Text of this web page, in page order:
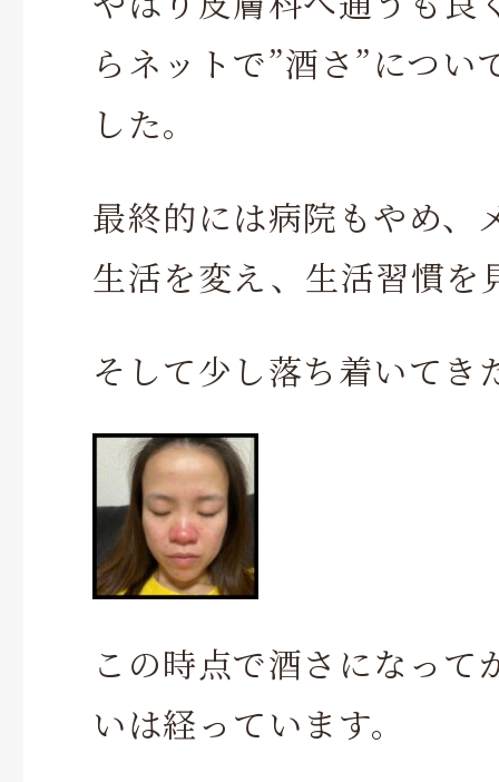
らネットで”酒さ”につい
した。
最終的には病院もやめ、
生活を変え、生活習慣を
そして少し落ち着いてき
この時点で酒さになって
いは経っています。